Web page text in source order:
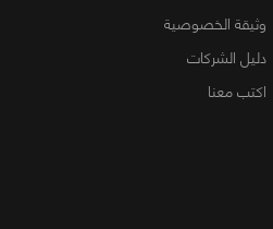
وثيقة الخصوصية
دليل الشركات
اكتب معنا